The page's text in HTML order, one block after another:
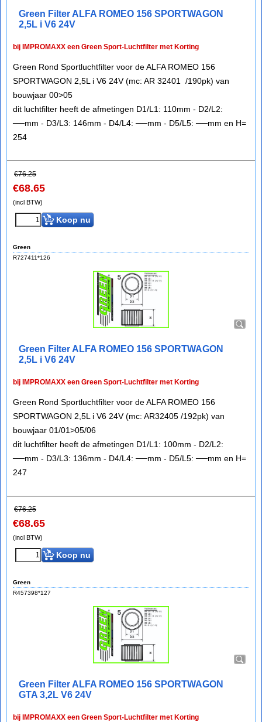
Green Filter ALFA ROMEO 156 SPORTWAGON
2,5L i V6 24V
bij IMPROMAXX een Green Sport-Luchtfilter met Korting
Green Rond Sportluchtfilter voor de ALFA ROMEO 156
SPORTWAGON 2,5L i V6 24V (mc: AR 32401 /190pk) van
bouwjaar 00>05
dit luchtfilter heeft de afmetingen D1/L1: 110mm - D2/L2:
──mm - D3/L3: 146mm - D4/L4: ──mm - D5/L5: ──mm en H=
254
€76.25
€68.65
(incl BTW)
Koop nu
Green
R727411*126
Green Filter ALFA ROMEO 156 SPORTWAGON
2,5L i V6 24V
bij IMPROMAXX een Green Sport-Luchtfilter met Korting
Green Rond Sportluchtfilter voor de ALFA ROMEO 156
SPORTWAGON 2,5L i V6 24V (mc: AR32405 /192pk) van
bouwjaar 01/01>05/06
dit luchtfilter heeft de afmetingen D1/L1: 100mm - D2/L2:
──mm - D3/L3: 136mm - D4/L4: ──mm - D5/L5: ──mm en H=
247
€76.25
€68.65
(incl BTW)
Koop nu
Green
R457398*127
Green Filter ALFA ROMEO 156 SPORTWAGON
GTA 3,2L V6 24V
bij IMPROMAXX een Green Sport-Luchtfilter met Korting